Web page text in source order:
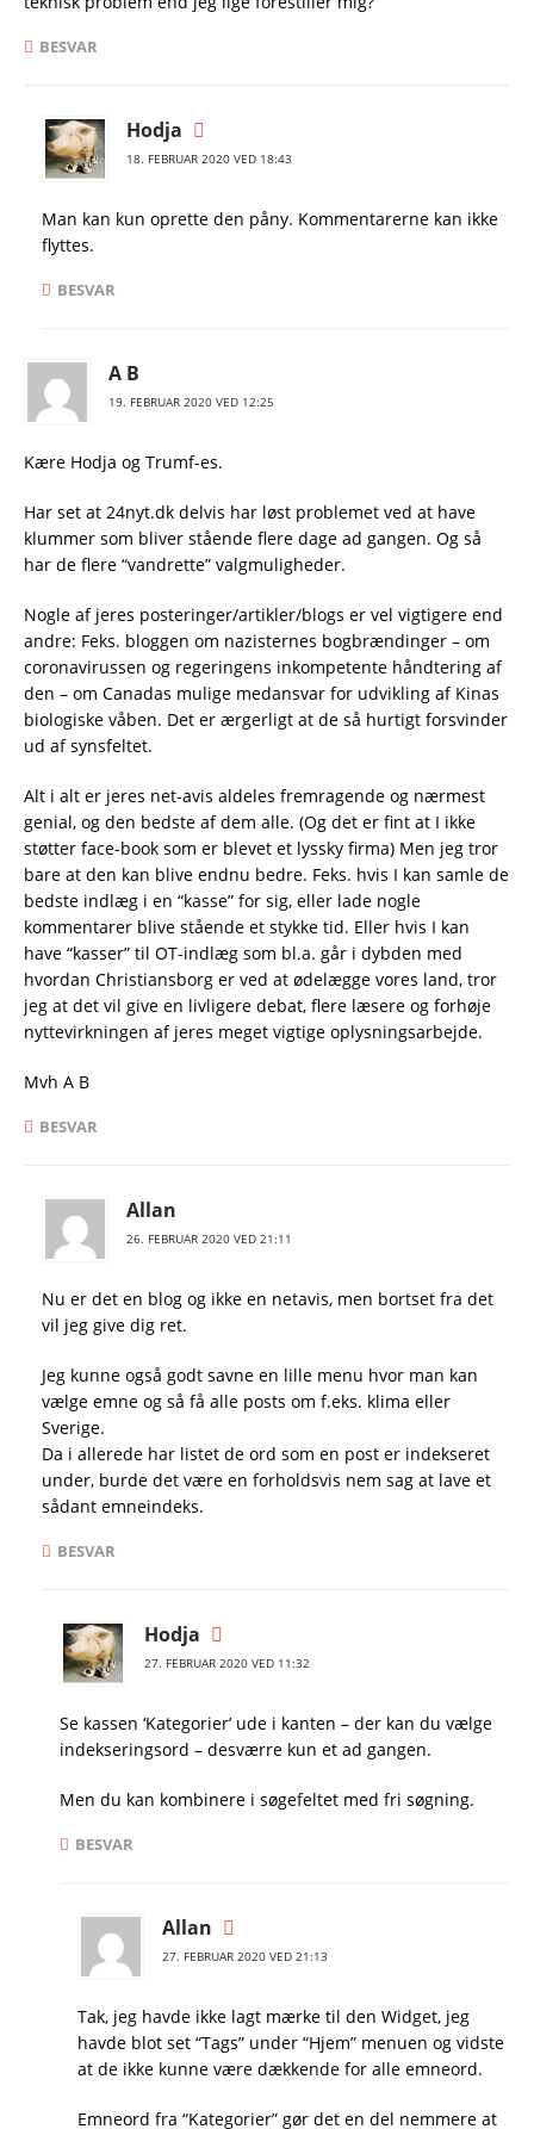
BESVAR
Hodja
18. FEBRUAR 2020 VED 18:43
Man kan kun oprette den påny. Kommentarerne kan ikke
flyttes.
BESVAR
A B
19. FEBRUAR 2020 VED 12:25
Kære Hodja og Trumf-es.
Har set at 24nyt.dk delvis har løst problemet ved at have
klummer som bliver stående flere dage ad gangen. Og så
har de flere “vandrette” valgmuligheder.
Nogle af jeres posteringer/artikler/blogs er vel vigtigere end
andre: Feks. bloggen om nazisternes bogbrændinger – om
coronavirussen og regeringens inkompetente håndtering af
den – om Canadas mulige medansvar for udvikling af Kinas
biologiske våben. Det er ærgerligt at de så hurtigt forsvinder
ud af synsfeltet.
Alt i alt er jeres net-avis aldeles fremragende og nærmest
genial, og den bedste af dem alle. (Og det er fint at I ikke
støtter face-book som er blevet et lyssky firma) Men jeg tror
bare at den kan blive endnu bedre. Feks. hvis I kan samle de
bedste indlæg i en “kasse” for sig, eller lade nogle
kommentarer blive stående et stykke tid. Eller hvis I kan
have “kasser” til OT-indlæg som bl.a. går i dybden med
hvordan Christiansborg er ved at ødelægge vores land, tror
jeg at det vil give en livligere debat, flere læsere og forhøje
nyttevirkningen af jeres meget vigtige oplysningsarbejde.
Mvh A B
BESVAR
Allan
26. FEBRUAR 2020 VED 21:11
Nu er det en blog og ikke en netavis, men bortset fra det
vil jeg give dig ret.
Jeg kunne også godt savne en lille menu hvor man kan
vælge emne og så få alle posts om f.eks. klima eller
Sverige.
Da i allerede har listet de ord som en post er indekseret
under, burde det være en forholdsvis nem sag at lave et
sådant emneindeks.
BESVAR
Hodja
27. FEBRUAR 2020 VED 11:32
Se kassen ‘Kategorier’ ude i kanten – der kan du vælge
indekseringsord – desværre kun et ad gangen.
Men du kan kombinere i søgefeltet med fri søgning.
BESVAR
Allan
27. FEBRUAR 2020 VED 21:13
Tak, jeg havde ikke lagt mærke til den Widget, jeg
havde blot set “Tags” under “Hjem” menuen og vidste
at de ikke kunne være dækkende for alle emneord.
Emneord fra “Kategorier” gør det en del nemmere at